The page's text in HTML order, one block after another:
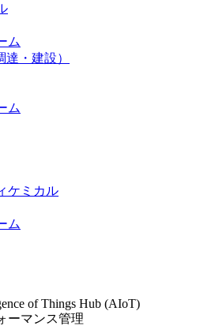
ム
・建設）
ム
ケミカル
ム
of Things Hub (AIoT)
ーマンス管理